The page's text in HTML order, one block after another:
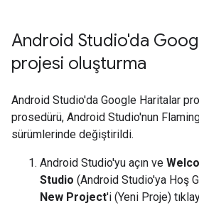
Android Studio'da
projesi oluşturma
Android Studio'da Google Haritalar
prosedürü, Android Studio'nun
sürümlerinde değiştirildi.
Android Studio'yu açın ve
Studio (Android Studio'ya Hoş
New Project'i (Yeni Proje)